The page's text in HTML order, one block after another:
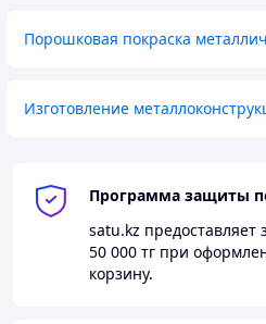
Порошковая покраска
Изготовление
Программа защиты
satu.kz предоставляет
50 000 тг при
корзину.